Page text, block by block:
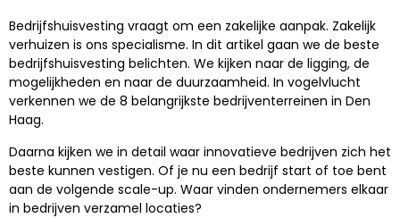
Bedrijfshuisvesting vraagt om een zakelijke aanpak. Zakelijk
verhuizen is ons specialisme. In dit artikel gaan we de beste
bedrijfshuisvesting belichten. We kijken naar de ligging, de
mogelijkheden en naar de duurzaamheid. In vogelvlucht
verkennen we de 8 belangrijkste bedrijventerreinen in Den
Haag.
Daarna kijken we in detail waar innovatieve bedrijven zich het
beste kunnen vestigen. Of je nu een bedrijf start of toe bent
aan de volgende scale-up. Waar vinden ondernemers elkaar
in bedrijven verzamel locaties?